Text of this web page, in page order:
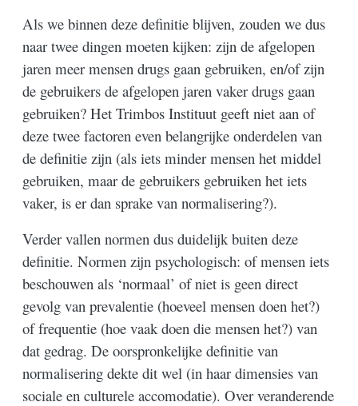
Als we binnen deze definitie blijven, zouden we dus
naar twee dingen moeten kijken: zijn de afgelopen
jaren meer mensen drugs gaan gebruiken, en/of zijn
de gebruikers de afgelopen jaren vaker drugs gaan
gebruiken? Het Trimbos Instituut geeft niet aan of
deze twee factoren even belangrijke onderdelen van
de definitie zijn (als iets minder mensen het middel
gebruiken, maar de gebruikers gebruiken het iets
vaker, is er dan sprake van normalisering?).
Verder vallen normen dus duidelijk buiten deze
definitie. Normen zijn psychologisch: of mensen iets
beschouwen als ‘normaal’ of niet is geen direct
gevolg van prevalentie (hoeveel mensen doen het?)
of frequentie (hoe vaak doen die mensen het?) van
dat gedrag. De oorspronkelijke definitie van
normalisering dekte dit wel (in haar dimensies van
sociale en culturele accomodatie). Over veranderende